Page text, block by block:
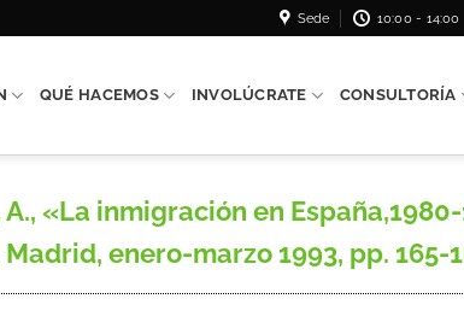
Sede 10:00 - 14:00
QUÉ HACEMOS INVOLÚCRATE CONSULTORÍA
A., «La inmigración en
enero-marzo 1993, pp. 165-